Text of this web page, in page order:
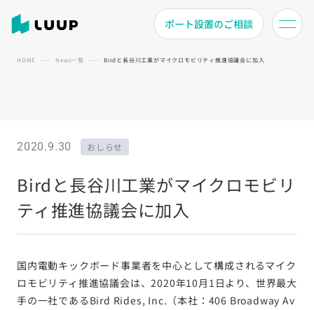
ポート設置のご相談
HOME News一覧 Birdと長谷川工業がマイクロモビリティ推進協議会に加入
2020.9.30 おしらせ
Birdと長谷川工業がマイクロモビリ
ティ推進協議会に加入
国内電動キックボード事業者を中心として構成されるマイク
ロモビリティ推進協議会は、2020年10月1日より、世界最大
手の一社であるBird Rides, Inc.（本社：406 Broadway Av